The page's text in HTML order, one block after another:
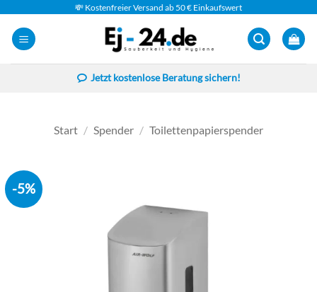
Inhalt
springen
💸 Kostenfreier Versand ab 50 € Einkaufswert
Jetzt kostenlose Beratung sichern!
Start / Spender / Toilettenpapierspender
-5%